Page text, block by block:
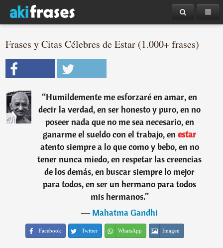
Frases y Citas Célebres de Estar (1.000+ frases)
“Humildemente me esforzaré en amar, en
decir la verdad, en ser honesto y puro, en no
poseer nada que no me sea necesario, en
ganarme el sueldo con el trabajo, en estar
atento siempre a lo que como y bebo, en no
tener nunca miedo, en respetar las creencias
de los demás, en buscar siempre lo mejor
para todos, en ser un hermano para todos
mis hermanos.”
―Mahatma Gandhi
Facebook Twitter WhatsApp Imagen